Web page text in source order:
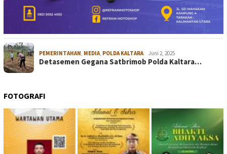
PEMERINTAHAN, MEDIA, POLDA KALTARA Juni 2, 2025
Detasemen Gegana Satbrimob Polda Kaltara…
FOTOGRAFI